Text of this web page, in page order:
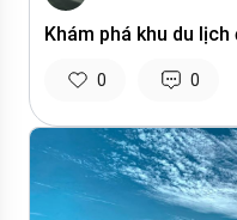
Khám phá khu du lịch
0 0